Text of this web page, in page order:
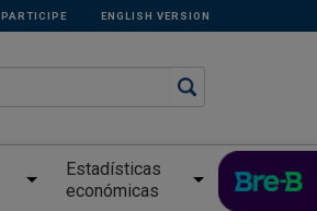
PARTICIPE ENGLISH VERSION
Estadísticas
económicas